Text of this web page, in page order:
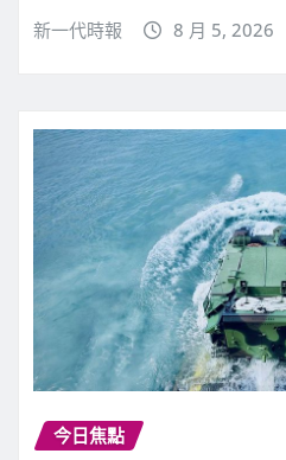
新一代時報 8 月 5, 2026
今日焦點